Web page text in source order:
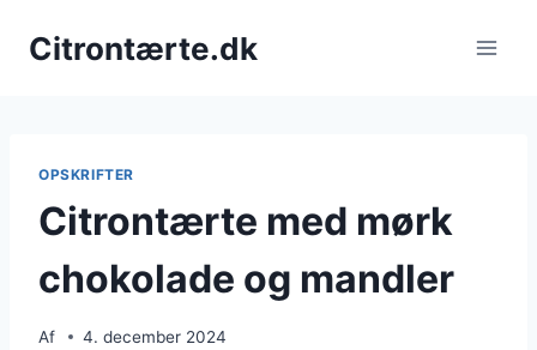
Citrontærte.dk
OPSKRIFTER
Citrontærte med mørk
chokolade og mandler
Af 4. december 2024